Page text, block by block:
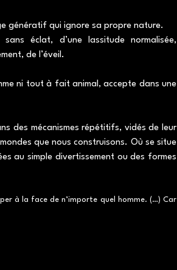
génératif qui ignore sa propre nature.
éclat, d’une lassitude normalisée,
de l’éveil.
ni tout à fait animal, accepte dans une
des mécanismes répétitifs, vidés de leur
que nous construisons. Où se situe
au simple divertissement ou des formes
à la face de n’importe quel homme. (…) Car